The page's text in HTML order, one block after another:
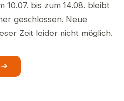
10.07. bis zum 14.08. bleibt
geschlossen. Neue
Zeit leider nicht möglich.